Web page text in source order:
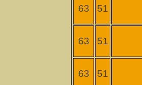
63 51
63 51
63 51